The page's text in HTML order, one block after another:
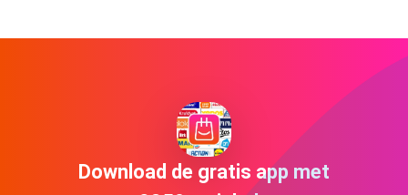
Download de gratis app met